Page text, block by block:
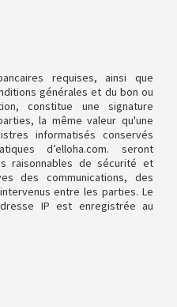
requises, ainsi que
générales et du bon ou
constitue une signature
la même valeur qu'une
informatisés conservés
d’elloha.com. seront
raisonnables de sécurité et
des communications, des
entre les parties. Le
IP est enregistrée au